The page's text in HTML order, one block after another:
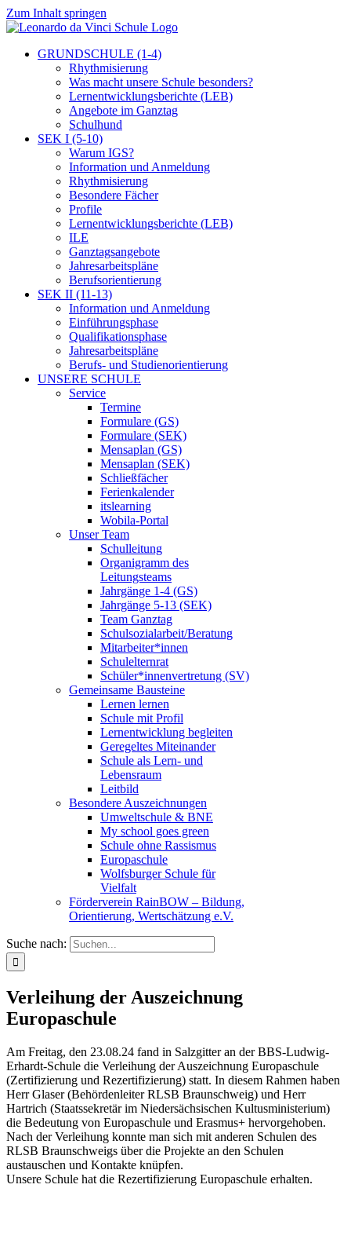
Zum Inhalt springen
GRUNDSCHULE (1-4)
Rhythmisierung
Was macht unsere Schule besonders?
Lernentwicklungsberichte (LEB)
Angebote im Ganztag
Schulhund
SEK I (5-10)
Warum IGS?
Information und Anmeldung
Rhythmisierung
Besondere Fächer
Profile
Lernentwicklungsberichte (LEB)
ILE
Ganztagsangebote
Jahresarbeitspläne
Berufsorientierung
SEK II (11-13)
Information und Anmeldung
Einführungsphase
Qualifikationsphase
Jahresarbeitspläne
Berufs- und Studienorientierung
UNSERE SCHULE
Service
Termine
Formulare (GS)
Formulare (SEK)
Mensaplan (GS)
Mensaplan (SEK)
Schließfächer
Ferienkalender
itslearning
Wobila-Portal
Unser Team
Schulleitung
Organigramm des
Leitungsteams
Jahrgänge 1-4 (GS)
Jahrgänge 5-13 (SEK)
Team Ganztag
Schulsozialarbeit/Beratung
Mitarbeiter*innen
Schulelternrat
Schüler*innenvertretung (SV)
Gemeinsame Bausteine
Lernen lernen
Schule mit Profil
Lernentwicklung begleiten
Geregeltes Miteinander
Schule als Lern- und
Lebensraum
Leitbild
Besondere Auszeichnungen
Umweltschule & BNE
My school goes green
Schule ohne Rassismus
Europaschule
Wolfsburger Schule für
Vielfalt
Förderverein RainBOW – Bildung,
Orientierung, Wertschätzung e.V.
Suche nach:
Verleihung der Auszeichnung
Europaschule
Am Freitag, den 23.08.24 fand in Salzgitter an der BBS-Ludwig-
Erhardt-Schule die Verleihung der Auszeichnung Europaschule
(Zertifizierung und Rezertifizierung) statt. In diesem Rahmen haben
Herr Glaser (Behördenleiter RLSB Braunschweig) und Herr
Hartrich (Staatssekretär im Niedersächsischen Kultusministerium)
die Bedeutung von Europaschule und Erasmus+ hervorgehoben.
Nach der Verleihung konnte man sich mit anderen Schulen des
RLSB Braunschweigs über die Projekte an den Schulen
austauschen und Kontakte knüpfen.
Unsere Schule hat die Rezertifizierung Europaschule erhalten.